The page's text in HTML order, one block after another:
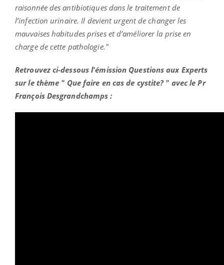
raisonnée des antibiotiques dans le traitement de
l’infection urinaire. Il devient urgent de changer les
mauvaises habitudes prises et d’améliorer la prise en
charge de cette pathologie."
Retrouvez ci-dessous l'émission Questions aux Experts
sur le thème " Que faire en cas de cystite? " avec le Pr
François Desgrandchamps :